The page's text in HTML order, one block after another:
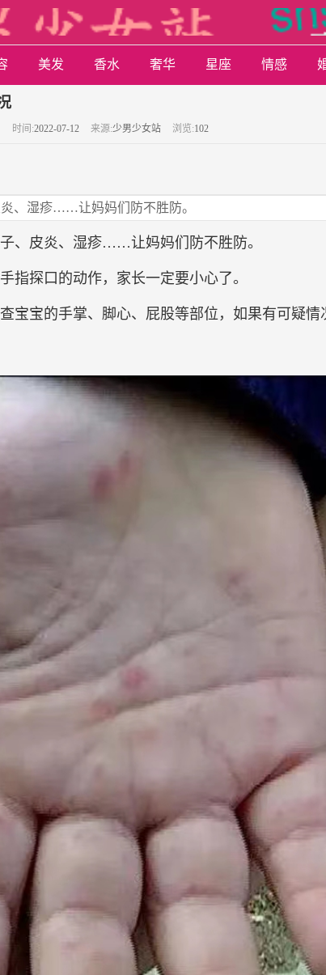
美发 香水 奢华 星座 情感
时间:2022-07-12 来源:少男少女站 浏览:102
、湿疹……让妈妈们防不胜防。
、皮炎、湿疹……让妈妈们防不胜防。
指探口的动作，家长一定要小心了。
宝宝的手掌、脚心、屁股等部位，如果有可疑